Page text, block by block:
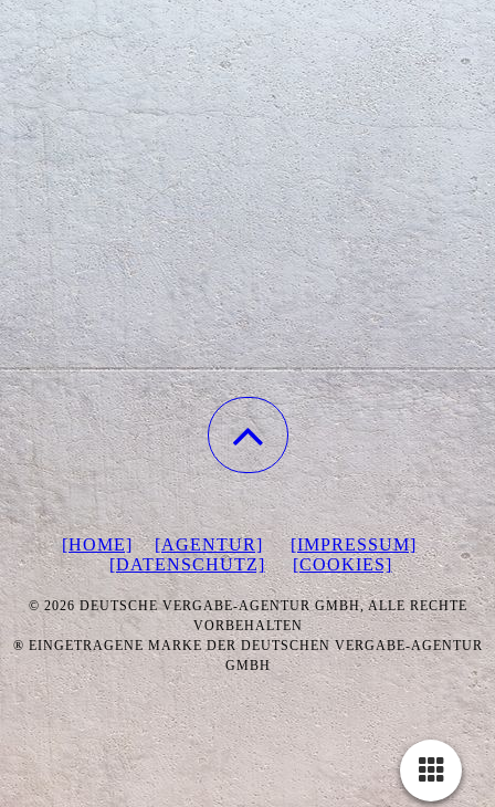
[HOME] [AGENTUR]
[IMPRESSUM]
[DATENSCHUTZ]
[COOKIES]
© 2026 DEUTSCHE VERGABE-AGENTUR GMBH, ALLE RECHTE
VORBEHALTEN
® EINGETRAGENE MARKE DER DEUTSCHEN VERGABE-AGENTUR
GMBH